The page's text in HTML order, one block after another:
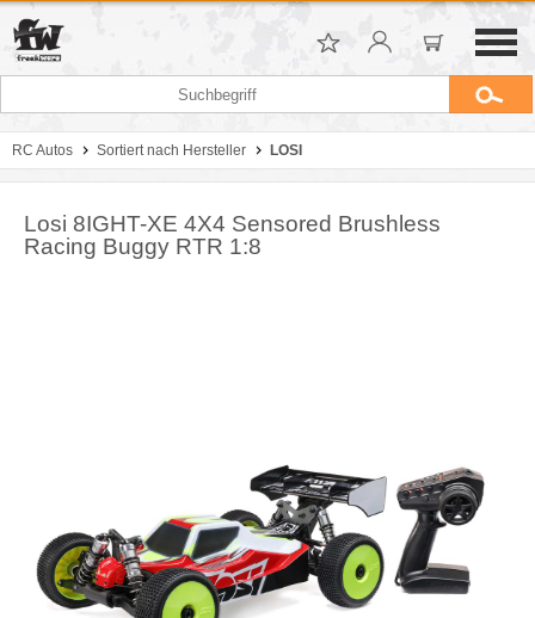
RC Autos Sortiert nach Hersteller LOSI
Losi 8IGHT-XE 4X4 Sensored Brushless
Racing Buggy RTR 1:8